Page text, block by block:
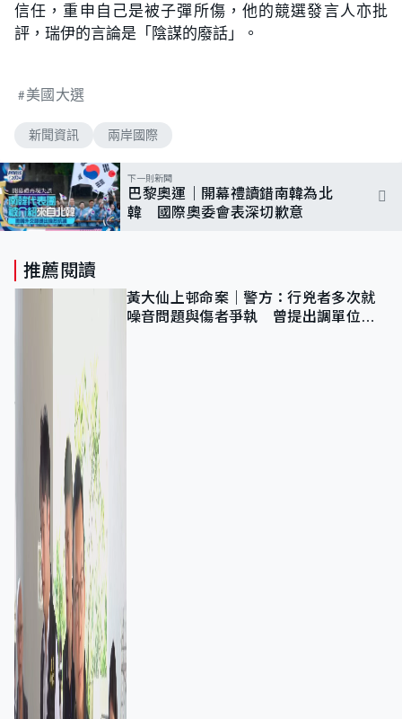
信任，重申自己是被子彈所傷，他的競選發言人亦批
評，瑞伊的言論是「陰謀的廢話」。
美國大選
新聞資訊 兩岸國際
下一則新聞
巴黎奧運｜開幕禮讀錯南韓為北
韓 國際奧委會表深切歉意
推薦閱讀
黃大仙上邨命案｜警方：行兇者多次就
噪音問題與傷者爭執 曾提出調單位已